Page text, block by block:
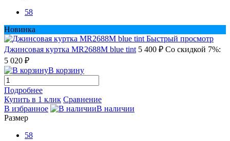
58
Новинка
Быстрый просмотр
Джинсовая куртка MR2688M blue tint 5 400 ₽ Со скидкой 7%:
5 020 ₽
В корзину
Подробнее
Купить в 1 клик Сравнение
В избранное
В наличии
Размер
58